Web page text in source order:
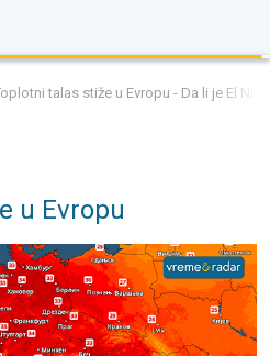
talas stiže u Evropu - Da li je El
u Evropu